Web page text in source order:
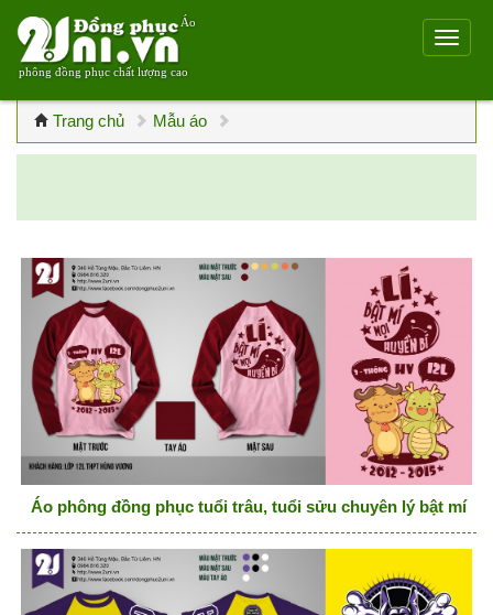
Áo
phông đồng phục chất lượng cao
Trang chủ Mẫu áo
Áo phông đồng phục tuổi trâu, tuổi sửu chuyên lý bật mí